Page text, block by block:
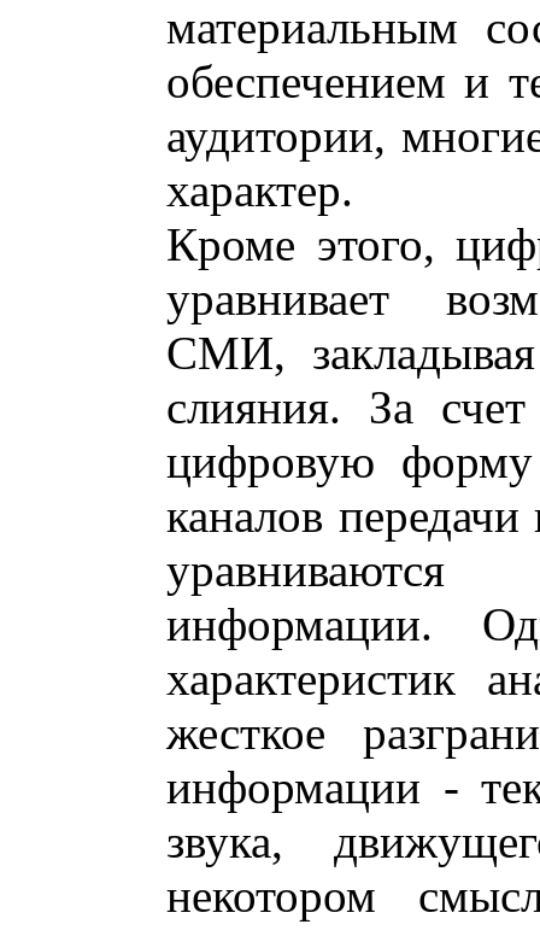
материальным
обеспечением и
аудитории,
характер.
Кроме этого,
уравнивает
СМИ,
слияния. За
цифровую форму
каналов
информации.
характеристик
жесткое
информации -
звука,
некотором